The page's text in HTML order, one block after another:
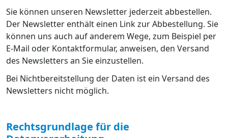
Sie können unseren Newsletter jederzeit abbestellen.
Der Newsletter enthält einen Link zur Abbestellung. Sie
können uns auch auf anderem Wege, zum Beispiel per
E-Mail oder Kontaktformular, anweisen, den Versand
des Newsletters an Sie einzustellen.
Bei Nichtbereitstellung der Daten ist ein Versand des
Newsletters nicht möglich.
Rechtsgrundlage für die